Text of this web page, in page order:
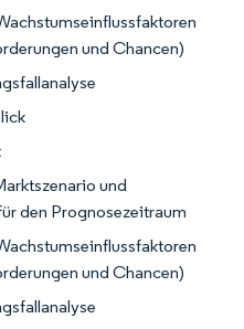
und Chancen)
und
den Prognosezeitraum
und Chancen)